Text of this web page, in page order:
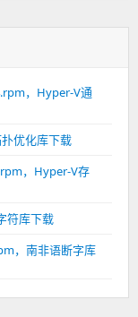
，Hyper-V通
优化库下载
，Hyper-V存
符库下载
，南非语断字库